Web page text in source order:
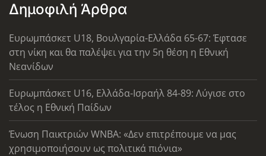
Δημοφιλή Άρθρα
Ευρωμπάσκετ U18, Βουλγαρία-Ελλάδα 65-67: Έφτασε
στη νίκη και θα παλέψει για την 5η θέση η Εθνική
Νεανίδων
Ευρωμπάσκετ U16, Ελλάδα-Ισραήλ 84-89: Λύγισε στο
τέλος η Εθνική Παίδων
Ένωση Παικτριών WNBA: «Δεν επιτρέπουμε να μας
χρησιμοποιήσουν ως πολιτικά πιόνια»